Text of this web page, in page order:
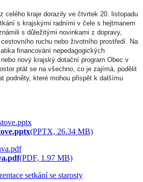
celého kraje dorazily ve čtvrtek 20. listopadu
s krajskými radními v čele s hejtmanem
s důležitými novinkami z dopravy,
ruchu nebo životního prostředí. Na
financování nepedagogických
nový krajský dotační program Obec v
ptát se na všechno, co je zajímá, podělit
podněty, které mohou přispět k dalšímu
(PPTX, 26.34 MB)
(PDF, 1.97 MB)